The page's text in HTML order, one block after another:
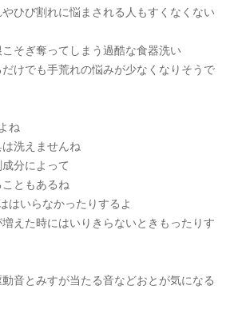
ひび割れに悩まされる人もすくなくない
そぎ奪ってしまう過酷な食器洗い
けでも手荒れの悩みが少なくなりそうで
ね
洗えませんね
分によって
ともあるね
はいらなかったりするよ
えた時にはいりきらないときもったりす
音とみすが当たる音などおとが気になる